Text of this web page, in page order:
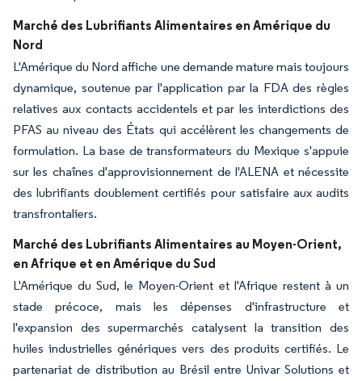
Marché des Lubrifiants Alimentaires en Amérique du
Nord
L'Amérique du Nord affiche une demande mature mais toujours
dynamique, soutenue par l'application par la FDA des règles
relatives aux contacts accidentels et par les interdictions des
PFAS au niveau des États qui accélèrent les changements de
formulation. La base de transformateurs du Mexique s'appuie
sur les chaînes d'approvisionnement de l'ALENA et nécessite
des lubrifiants doublement certifiés pour satisfaire aux audits
transfrontaliers.
Marché des Lubrifiants Alimentaires au Moyen-Orient,
en Afrique et en Amérique du Sud
L'Amérique du Sud, le Moyen-Orient et l'Afrique restent à un
stade précoce, mais les dépenses d'infrastructure et
l'expansion des supermarchés catalysent la transition des
huiles industrielles génériques vers des produits certifiés. Le
partenariat de distribution au Brésil entre Univar Solutions et